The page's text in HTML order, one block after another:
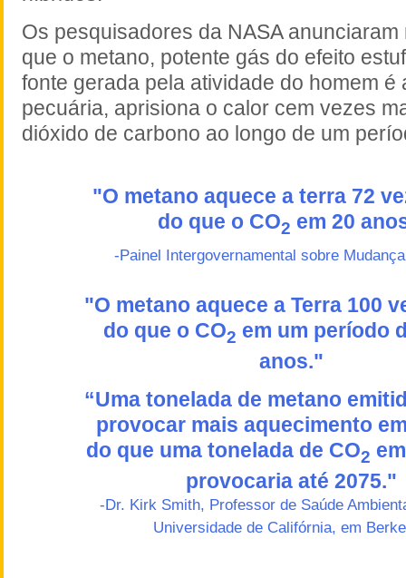
Os pesquisadores da NASA
que o metano, potente gás do efeito
fonte gerada pela atividade do homem é
pecuária, aprisiona o calor cem vezes
dióxido de carbono ao longo de um
"O metano aquece a terra 72
do que o CO2 em 20
-Painel Intergovernamental sobre
"O metano aquece a Terra 100
do que o CO2 em um período
anos."
“Uma tonelada de metano
provocar mais aquecimento
do que uma tonelada de CO2
provocaria até 2075."
-Dr. Kirk Smith, Professor de Saúde
Universidade de Califórnia, em